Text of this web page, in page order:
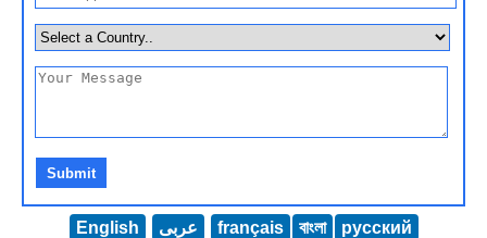
English عربى français বাংলা русский